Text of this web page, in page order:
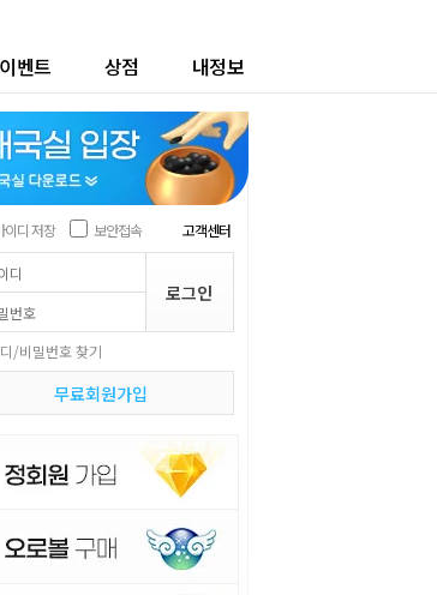
이벤트 상점 내정보
이디 저장 보안접속 고객센터
/비밀번호 찾기
무료회원가입